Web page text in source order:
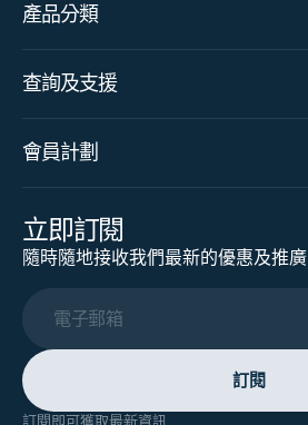
產品分類
查詢及支援
會員計劃
立即訂閱
隨時隨地接收我們最新的優惠及推廣
電子郵箱
訂閱